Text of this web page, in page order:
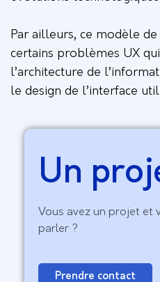
Par ailleurs, ce modèle
certains problèmes UX
l’architecture de
le design de l’interface
Un
Vous avez un projet et
parler ?
Prendre contact